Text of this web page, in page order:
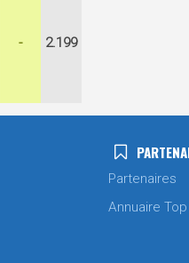
- 2.199
Partenaires
Annuaire